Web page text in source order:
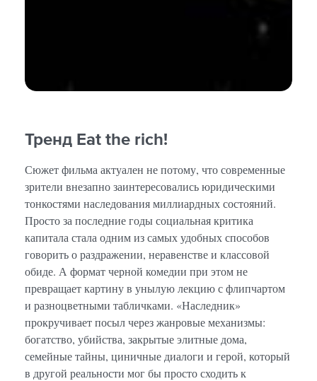
Тренд Eat the rich!
Сюжет фильма актуален не потому, что современные
зрители внезапно заинтересовались юридическими
тонкостями наследования миллиардных состояний.
Просто за последние годы социальная критика
капитала стала одним из самых удобных способов
говорить о раздражении, неравенстве и классовой
обиде. А формат черной комедии при этом не
превращает картину в унылую лекцию с флипчартом
и разноцветными табличками. «Наследник»
прокручивает посыл через жанровые механизмы:
богатство, убийства, закрытые элитные дома,
семейные тайны, циничные диалоги и герой, который
в другой реальности мог бы просто сходить к